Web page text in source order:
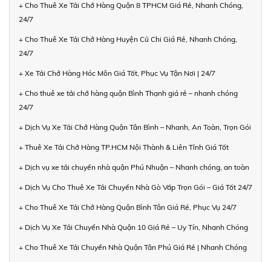
+ Cho Thuê Xe Tải Chở Hàng Quận 8 TPHCM Giá Rẻ, Nhanh Chóng,
24/7
+ Cho Thuê Xe Tải Chở Hàng Huyện Củ Chi Giá Rẻ, Nhanh Chóng,
24/7
+ Xe Tải Chở Hàng Hóc Môn Giá Tốt, Phục Vụ Tận Nơi | 24/7
+ Cho thuê xe tải chở hàng quận Bình Thạnh giá rẻ – nhanh chóng
24/7
+ Dịch Vụ Xe Tải Chở Hàng Quận Tân Bình – Nhanh, An Toàn, Trọn Gói
+ Thuê Xe Tải Chở Hàng TP.HCM Nội Thành & Liên Tỉnh Giá Tốt
+ Dịch vụ xe tải chuyển nhà quận Phú Nhuận – Nhanh chóng, an toàn
+ Dịch Vụ Cho Thuê Xe Tải Chuyển Nhà Gò Vấp Trọn Gói – Giá Tốt 24/7
+ Cho Thuê Xe Tải Chở Hàng Quận Bình Tân Giá Rẻ, Phục Vụ 24/7
+ Dịch Vụ Xe Tải Chuyển Nhà Quận 10 Giá Rẻ – Uy Tín, Nhanh Chóng
+ Cho Thuê Xe Tải Chuyển Nhà Quận Tân Phú Giá Rẻ | Nhanh Chóng